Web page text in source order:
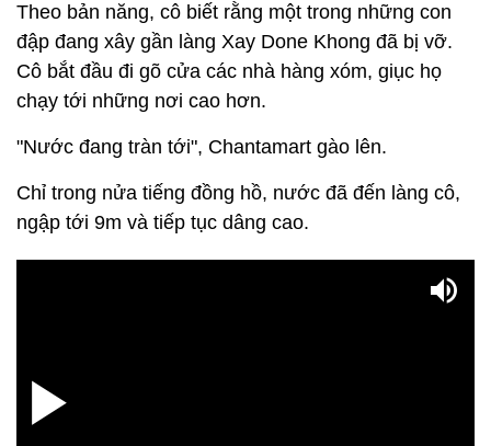
Theo bản năng, cô biết rằng một trong những con
đập đang xây gần làng Xay Done Khong đã bị vỡ.
Cô bắt đầu đi gõ cửa các nhà hàng xóm, giục họ
chạy tới những nơi cao hơn.
"Nước đang tràn tới", Chantamart gào lên.
Chỉ trong nửa tiếng đồng hồ, nước đã đến làng cô,
ngập tới 9m và tiếp tục dâng cao.